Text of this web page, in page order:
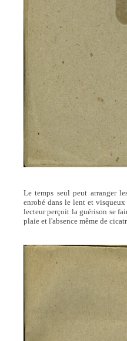
Le temps seul peut arranger
enrobé dans le lent et
lecteur perçoit la guérison se
plaie et l'absence même de